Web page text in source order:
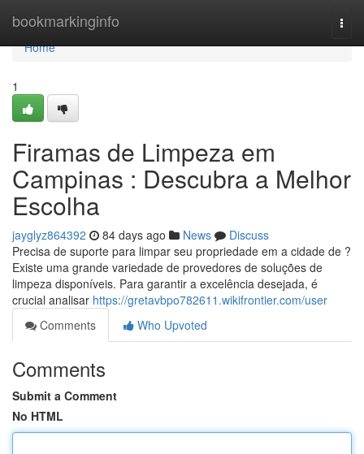
bookmarkinginfo
Home
Home
1
Firamas de Limpeza em
Campinas : Descubra a Melhor
Escolha
jayglyz864392 84 days ago News
Discuss
Precisa de suporte para limpar seu propriedade em a cidade de ?
Existe uma grande variedade de provedores de soluções de
limpeza disponíveis. Para garantir a excelência desejada, é
crucial analisar https://gretavbpo782611.wikifrontier.com/user
Comments
Who Upvoted
Comments
Submit a Comment
No HTML